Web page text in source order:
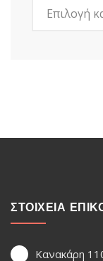
ΣΤΟΙΧΕΙΑ
Κανακάρη